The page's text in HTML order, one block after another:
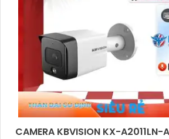
CAMERA KBVISION KX-A2011LN-A